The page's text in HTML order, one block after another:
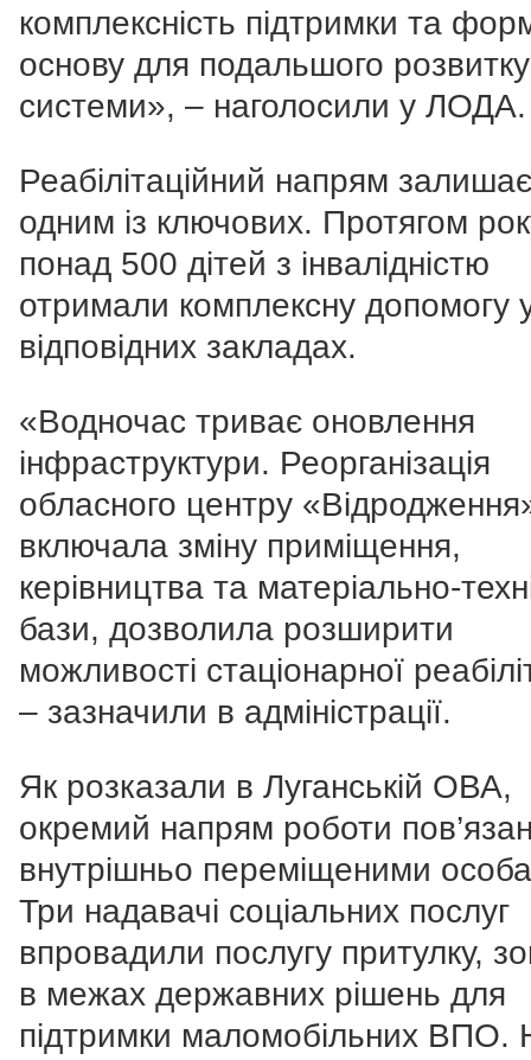
комплексність підтримки та
основу для подальшого розвитку
системи», – наголосили у ЛОДА.
Реабілітаційний напрям
одним із ключових. Протягом
понад 500 дітей з інвалідністю
отримали комплексну допомогу
відповідних закладах.
«Водночас триває оновлення
інфраструктури. Реорганізація
обласного центру
включала зміну приміщення,
керівництва та матеріально-
бази, дозволила розширити
можливості стаціонарної
– зазначили в адміністрації.
Як розказали в Луганській ОВА,
окремий напрям роботи
внутрішньо переміщеними
Три надавачі соціальних послуг
впровадили послугу притулку,
в межах державних рішень для
підтримки маломобільних ВПО.